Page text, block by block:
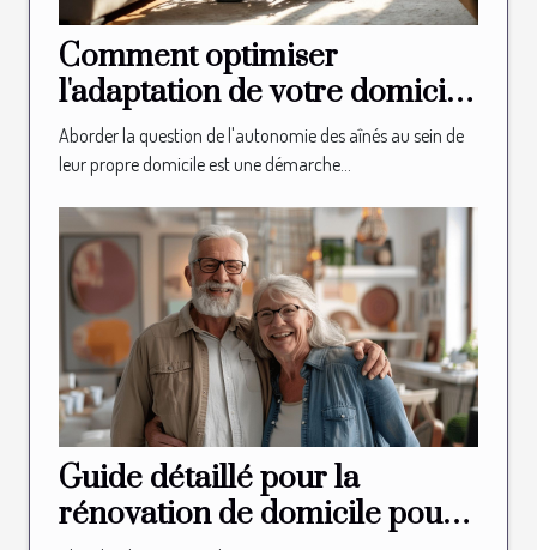
Comment optimiser
l'adaptation de votre domicile
pour l'autonomie des aînés
Aborder la question de l'autonomie des aînés au sein de
leur propre domicile est une démarche...
Guide détaillé pour la
rénovation de domicile pour